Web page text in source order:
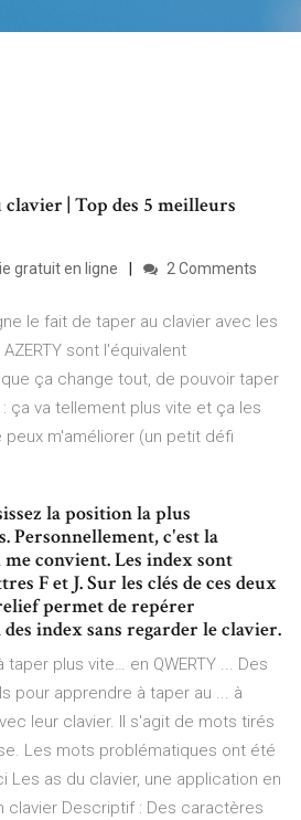
| Top des 5 meilleurs
gratuit en ligne 2 Comments
le fait de taper au clavier avec les
sont l'équivalent
ça change tout, de pouvoir taper
ça va tellement plus vite et ça les
m'améliorer (un petit défi
la position la plus
Personnellement, c'est la
convient. Les index sont
F et J. Sur les clés de ces deux
permet de repérer
index sans regarder le clavier.
plus vite… en QWERTY ... Des
pour apprendre à taper au ... à
leur clavier. Il s'agit de mots tirés
Les mots problématiques ont été
Les as du clavier, une application en
clavier Descriptif : Des caractères